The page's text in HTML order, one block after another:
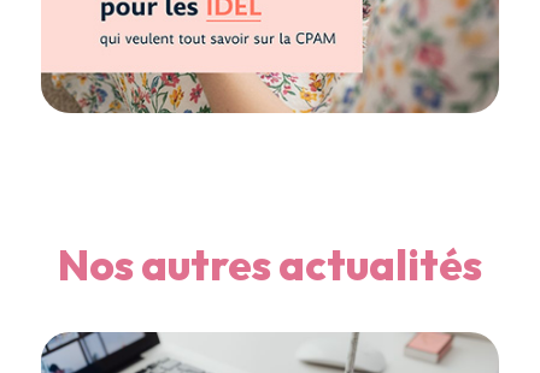
Nos autres actualités